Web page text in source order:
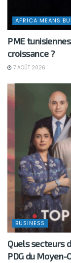
AFRICA MEANS
PME
croissance ?
7 AOÛT 2026
BUSINESS
Quels secteurs
PDG du Moyen-